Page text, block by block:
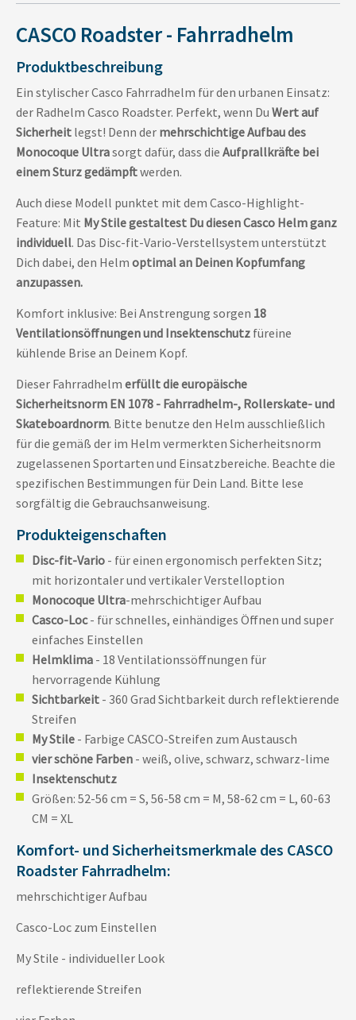
CASCO Roadster - Fahrradhelm
Produktbeschreibung
Ein stylischer Casco Fahrradhelm für den urbanen Einsatz:
der Radhelm Casco Roadster. Perfekt, wenn Du Wert auf
Sicherheit legst! Denn der mehrschichtige Aufbau des
Monocoque Ultrasorgt dafür, dass die Aufprallkräfte bei
einem Sturz gedämpftwerden.
Auch diese Modell punktet mit dem Casco-Highlight-
Feature: Mit My Stile gestaltest Du diesen Casco Helm ganz
individuell. Das Disc-fit-Vario-Verstellsystem unterstützt
Dich dabei, den Helm optimal an Deinen Kopfumfang
anzupassen.
Komfort inklusive: Bei Anstrengung sorgen 18
Ventilationsöffnungen und Insektenschutz füreine
kühlende Brise an Deinem Kopf.
Dieser Fahrradhelm erfüllt die europäische
Sicherheitsnorm EN 1078 - Fahrradhelm-, Rollerskate- und
Skateboardnorm. Bitte benutze den Helm ausschließlich
für die gemäß der im Helm vermerkten Sicherheitsnorm
zugelassenen Sportarten und Einsatzbereiche. Beachte die
spezifischen Bestimmungen für Dein Land. Bitte lese
sorgfältig die Gebrauchsanweisung.
Produkteigenschaften
Disc-fit-Vario - für einen ergonomisch perfekten Sitz;
mit horizontaler und vertikaler Verstelloption
Monocoque Ultra-mehrschichtiger Aufbau
Casco-Loc- für schnelles, einhändiges Öffnen und super
einfaches Einstellen
Helmklima - 18 Ventilationssöffnungen für
hervorragende Kühlung
Sichtbarkeit - 360 Grad Sichtbarkeit durch reflektierende
Streifen
My Stile - Farbige CASCO-Streifen zum Austausch
vier schöne Farben - weiß, olive, schwarz, schwarz-lime
Insektenschutz
Größen: 52-56 cm = S, 56-58 cm = M, 58-62 cm = L, 60-63
CM = XL
Komfort- und Sicherheitsmerkmale des CASCO
Roadster Fahrradhelm:
mehrschichtiger Aufbau
Casco-Loc zum Einstellen
My Stile - individueller Look
reflektierende Streifen